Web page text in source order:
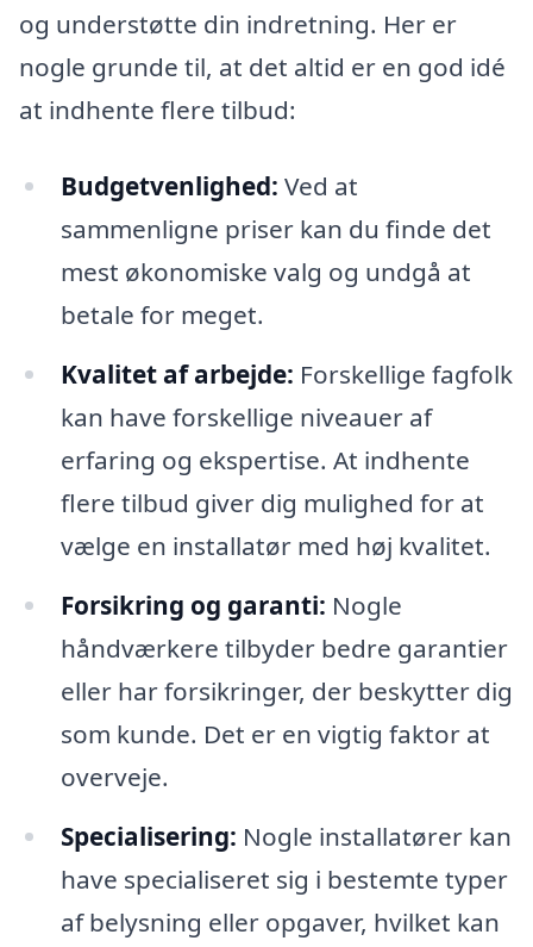
og understøtte din indretning. Her er
nogle grunde til, at det altid er en god idé
at indhente flere tilbud:
Budgetvenlighed: Ved at
sammenligne priser kan du finde det
mest økonomiske valg og undgå at
betale for meget.
Kvalitet af arbejde: Forskellige fagfolk
kan have forskellige niveauer af
erfaring og ekspertise. At indhente
flere tilbud giver dig mulighed for at
vælge en installatør med høj kvalitet.
Forsikring og garanti: Nogle
håndværkere tilbyder bedre garantier
eller har forsikringer, der beskytter dig
som kunde. Det er en vigtig faktor at
overveje.
Specialisering: Nogle installatører kan
have specialiseret sig i bestemte typer
af belysning eller opgaver, hvilket kan